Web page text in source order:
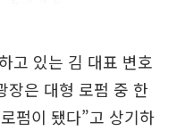
고 있는 김 대표 변호
장은 대형 로펌 중 한
펌이 됐다”고 상기하